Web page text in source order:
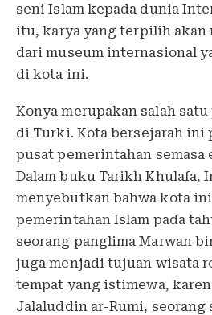
seni Islam kepada dunia
itu, karya yang terpilih akan
dari museum internasional
di kota ini.
Konya merupakan salah
di Turki. Kota bersejarah ini
pusat pemerintahan semasa
Dalam buku Tarikh Khulafa,
menyebutkan bahwa kota
pemerintahan Islam pada
seorang panglima Marwan
juga menjadi tujuan wisata
tempat yang istimewa,
Jalaluddin ar-Rumi, seorang